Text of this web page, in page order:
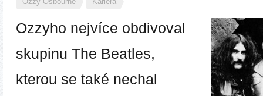
Ozzyho nejvíce obdivoval
skupinu The Beatles,
kterou se také nechal